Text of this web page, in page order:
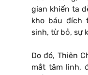
gian khiến ta
kho báu đích
sinh, từ bỏ, sự
Do đó, Thiên
mắt tâm linh,